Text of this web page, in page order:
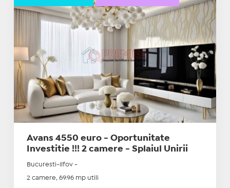
Avans 4550 euro - Oportunitate
Investitie !!! 2 camere - Splaiul Unirii
Bucuresti-Ilfov -
2 camere, 69.96 mp utili